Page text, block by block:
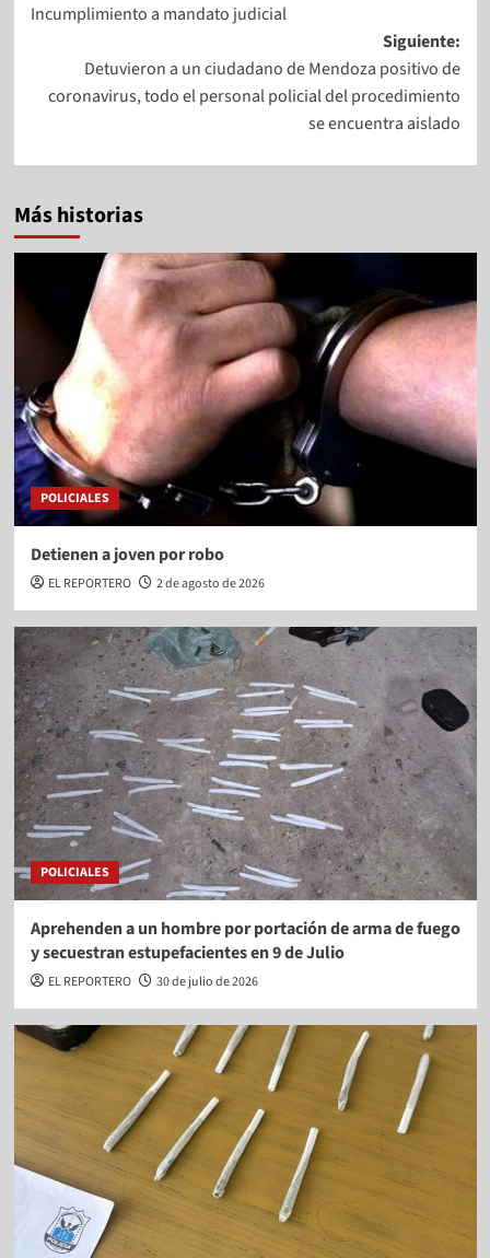
Incumplimiento a mandato judicial
Siguiente:
Detuvieron a un ciudadano de Mendoza positivo de
coronavirus, todo el personal policial del procedimiento
se encuentra aislado
Más historias
POLICIALES
Detienen a joven por robo
EL REPORTERO 2 de agosto de 2026
POLICIALES
Aprehenden a un hombre por portación de arma de fuego
y secuestran estupefacientes en 9 de Julio
EL REPORTERO 30 de julio de 2026